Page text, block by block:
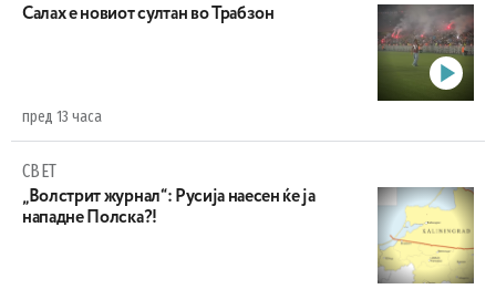
Салах е новиот султан во Трабзон
пред 13 часа
СВЕТ
„Волстрит журнал“: Русија наесен ќе ја
нападне Полска?!